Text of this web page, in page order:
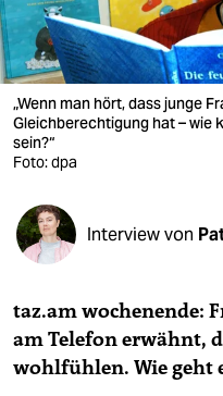
verlag
verlag
veranstaltungen
shop
unterstützen
genossenschaft
epaper login
„Wenn man hört, dass junge
Gleichberechtigung hat – wie
sein?“
Foto: dpa
Interview von
taz.am wochenende:
am Telefon erwähnt,
wohlfühlen. Wie geht